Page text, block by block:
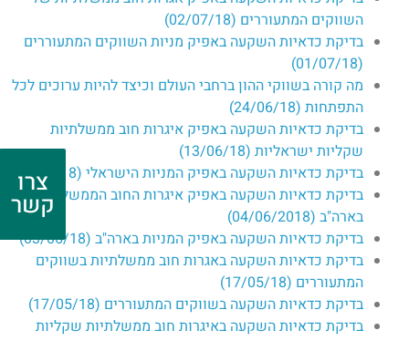
השווקים המתעוררים (02/07/18)
בדיקת כדאיות השקעה באפיק מניות השווקים המתעוררים
(01/07/18)​
מה קורה בשווקי ההון ברחבי העולם וכיצד להיות ערוכים לכל
התפתחות (24/06/18)
בדיקת כדאיות השקעה באפיק איגרות חוב ממשלתיות
שקליות ישראליות (13/06/18)
בדיקת כדאיות השקעה באפיק המניות הישראלי (13/06/18)
בדיקת כדאיות השקעה באפיק איגרות החוב הממשלתיות
בארה"ב (04/06/2018)
בדיקת כדאיות השקעה באפיק המניות בארה"ב (03/06/18)
בדיקת כדאיות השקעה באגרות חוב ממשלתיות בשווקים
המתעוררים (17/05/18)
בדיקת כדאיות השקעה בשווקים המתעוררים (17/05/18)
בדיקת כדאיות השקעה באיגרות חוב ממשלתיות שקליות
צרו
קשר